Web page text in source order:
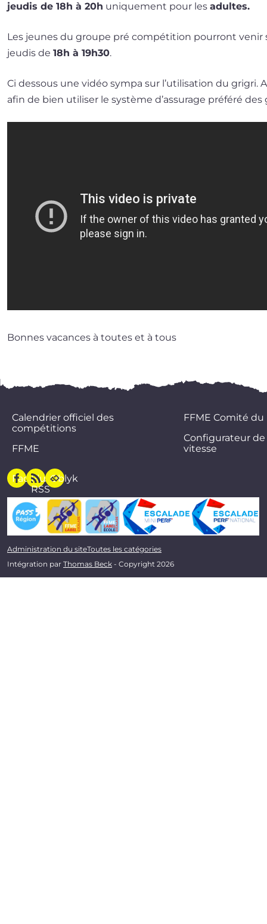
jeu­dis de 18h à 20h uni­que­ment pour les adultes.
Les jeunes du groupe pré com­pé­ti­tion pour­ront venir
jeu­dis de 18h à 19h30.
Ci des­sous une vidéo sym­pa sur l’u­ti­li­sa­tion du gri­gri.
afin de bien uti­li­ser le sys­tème d’as­su­rage pré­fé­ré
Bonnes vacances à toutes et à tous
Calendrier officiel des
compétitions
FFME
FFME Comité du
Configurateur de
vitesse
Facebook
Flux
RSS
Oblyk
Administration du siteToutes les catégories
Intégration par Thomas Beck - Copyright 2026